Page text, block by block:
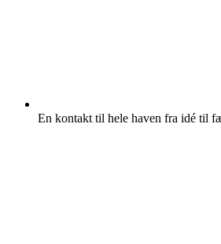
En kontakt til hele haven fra idé til